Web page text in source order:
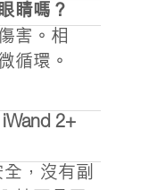
睛嗎？
害。相
循環。
2+
全，沒有副